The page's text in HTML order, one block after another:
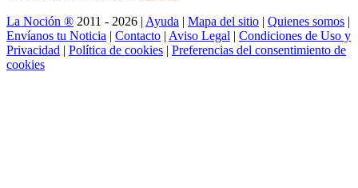
La Noción ® 2011 - 2026 | Ayuda | Mapa del sitio | Quienes somos |
Envíanos tu Noticia | Contacto | Aviso Legal | Condiciones de Uso y
Privacidad | Política de cookies | Preferencias del consentimiento de
cookies